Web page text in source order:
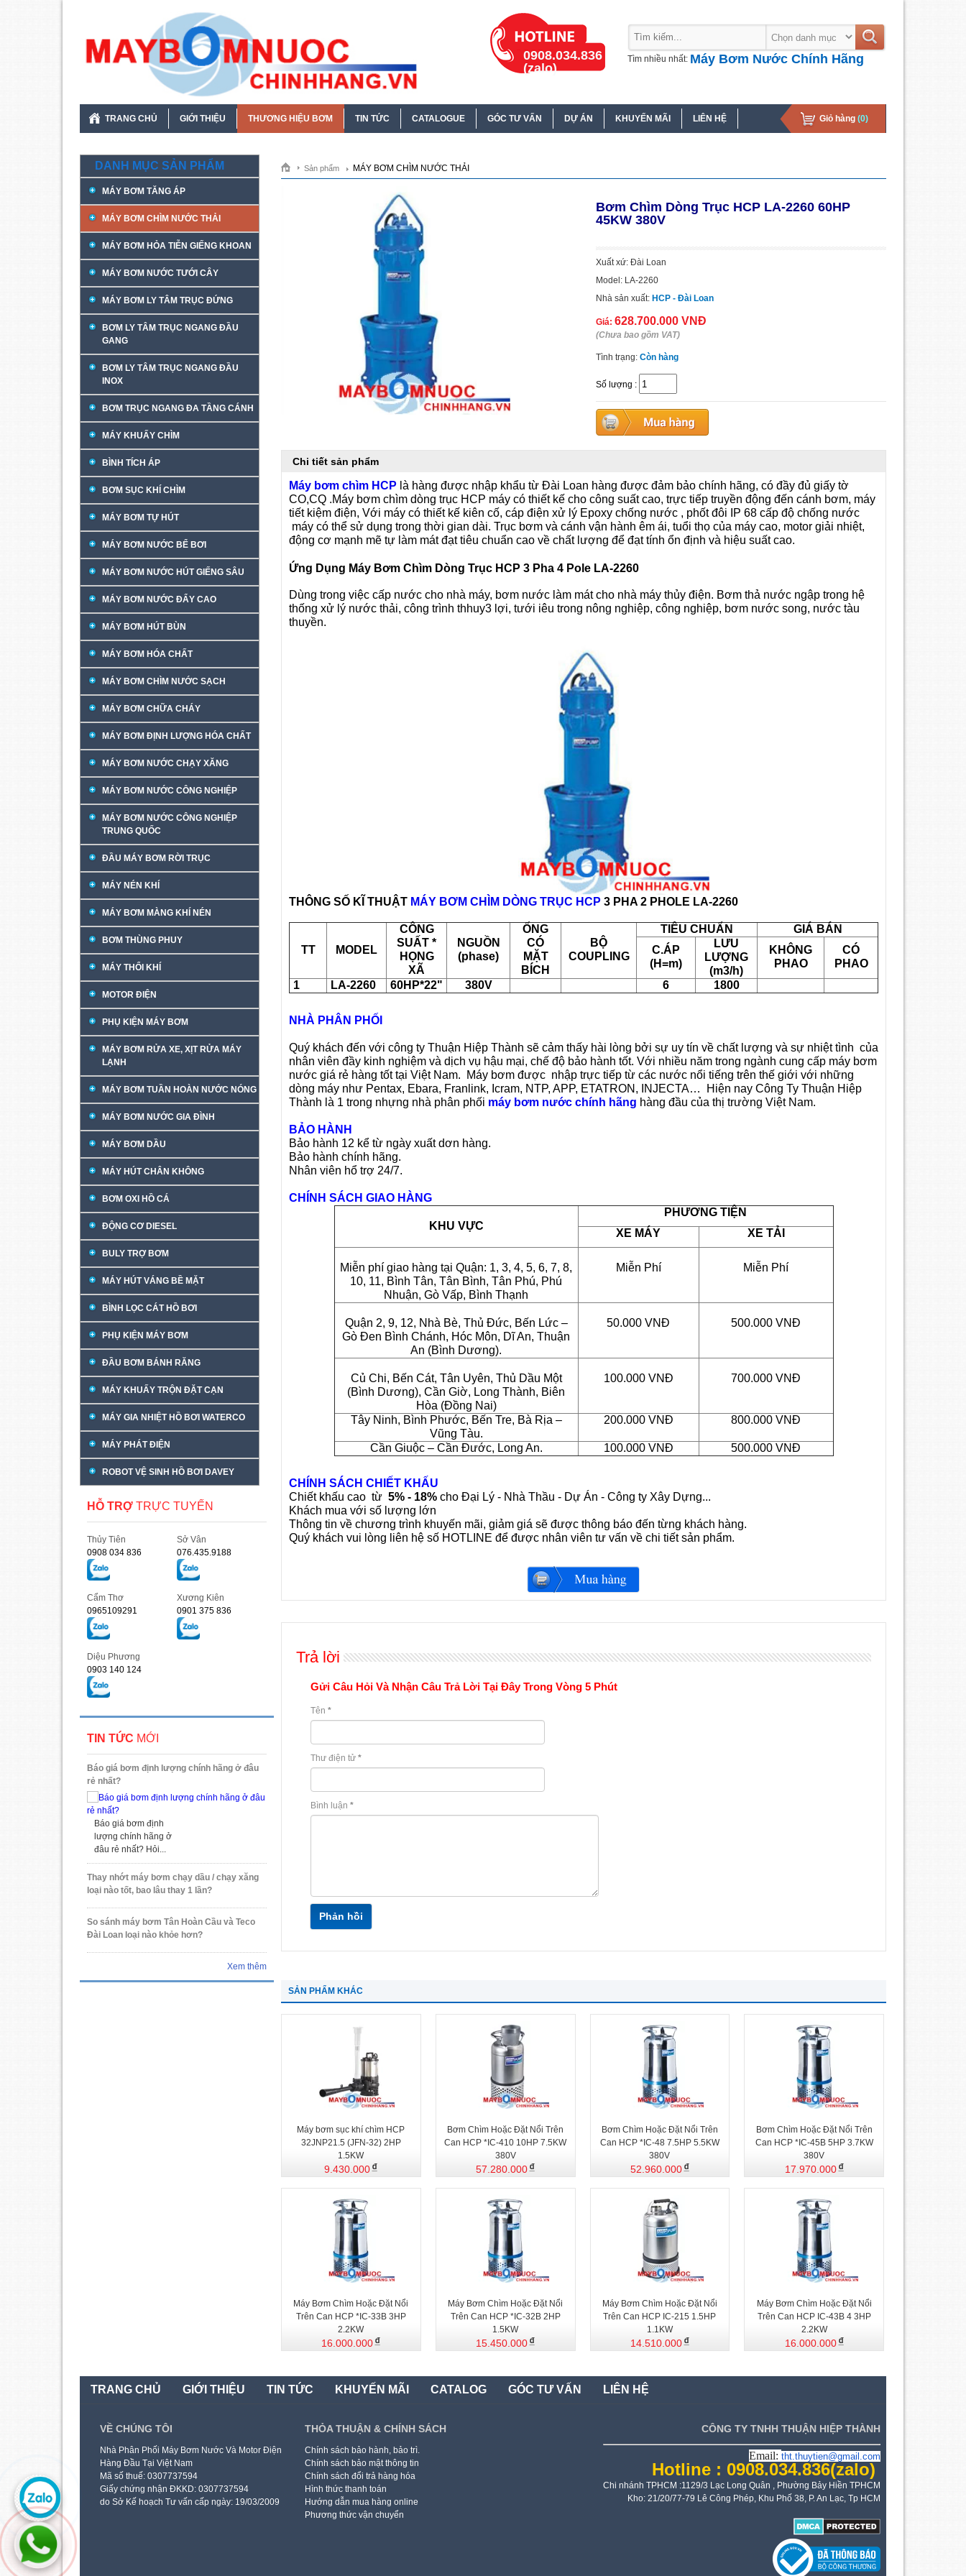
Tìm nhiều nhất: Máy Bơm Nước Chính Hãng
0908.034.836
(zalo)
TRANG CHỦ GIỚI THIỆU THƯƠNG HIỆU BƠM TIN TỨC CATALOGUE GÓC TƯ VẤN DỰ ÁN KHUYẾN MÃI LIÊN HỆ Giỏ hàng (0)
DANH MỤC SẢN PHẨM
MÁY BƠM TĂNG ÁP
MÁY BƠM CHÌM NƯỚC THẢI
MÁY BƠM HỎA TIỄN GIẾNG KHOAN
MÁY BƠM NƯỚC TƯỚI CÂY
MÁY BƠM LY TÂM TRỤC ĐỨNG
BƠM LY TÂM TRỤC NGANG ĐẦU
GANG
BƠM LY TÂM TRỤC NGANG ĐẦU
INOX
BƠM TRỤC NGANG ĐA TẦNG CÁNH
MÁY KHUẤY CHÌM
BÌNH TÍCH ÁP
BƠM SỤC KHÍ CHÌM
MÁY BƠM TỰ HÚT
MÁY BƠM NƯỚC BỂ BƠI
MÁY BƠM NƯỚC HÚT GIẾNG SÂU
MÁY BƠM NƯỚC ĐẨY CAO
MÁY BƠM HÚT BÙN
MÁY BƠM HÓA CHẤT
MÁY BƠM CHÌM NƯỚC SẠCH
MÁY BƠM CHỮA CHÁY
MÁY BƠM ĐỊNH LƯỢNG HÓA CHẤT
MÁY BƠM NƯỚC CHẠY XĂNG
MÁY BƠM NƯỚC CÔNG NGHIỆP
MÁY BƠM NƯỚC CÔNG NGHIỆP
TRUNG QUỐC
ĐẦU MÁY BƠM RỜI TRỤC
MÁY NÉN KHÍ
MÁY BƠM MÀNG KHÍ NÉN
BƠM THÙNG PHUY
MÁY THỔI KHÍ
MOTOR ĐIỆN
PHỤ KIỆN MÁY BƠM
MÁY BƠM RỬA XE, XỊT RỬA MÁY
LẠNH
MÁY BƠM TUẦN HOÀN NƯỚC NÓNG
MÁY BƠM NƯỚC GIA ĐÌNH
MÁY BƠM DẦU
MÁY HÚT CHÂN KHÔNG
BƠM OXI HỒ CÁ
ĐỘNG CƠ DIESEL
BULY TRỢ BƠM
MÁY HÚT VÁNG BỀ MẶT
BÌNH LỌC CÁT HỒ BƠI
PHỤ KIỆN MÁY BƠM
ĐẦU BƠM BÁNH RĂNG
MÁY KHUẤY TRỘN ĐẶT CẠN
MÁY GIA NHIỆT HỒ BƠI WATERCO
MÁY PHÁT ĐIỆN
ROBOT VỆ SINH HỒ BƠI DAVEY
HỖ TRỢ TRỰC TUYẾN
Thủy Tiên
0908 034 836
Sở Vân
076.435.9188
Cẩm Thơ
0965109291
Xương Kiên
0901 375 836
Diệu Phương
0903 140 124
TIN TỨC MỚI
Báo giá bơm định lượng chính hãng ở đâu
rẻ nhất?
Báo giá bơm định
lượng chính hãng ở
đâu rẻ nhất? Hỏi...
Thay nhớt máy bơm chạy dầu / chạy xăng
loại nào tốt, bao lâu thay 1 lần?
So sánh máy bơm Tân Hoàn Cầu và Teco
Đài Loan loại nào khỏe hơn?
Xem thêm
Sản phẩm MÁY BƠM CHÌM NƯỚC THẢI
Bơm Chìm Dòng Trục HCP LA-2260 60HP
45KW 380V
Xuất xứ: Đài Loan
Model: LA-2260
Nhà sản xuất: HCP - Đài Loan
Giá: 628.700.000 VNĐ
(Chưa bao gồm VAT)
Tình trạng: Còn hàng
Số lượng :
Chi tiết sản phẩm
Máy bơm chìm HCP là hàng được nhập khẩu từ Đài Loan hàng được đảm bảo chính hãng, có đầy đủ giấy tờ
CO,CQ .Máy bơm chìm dòng trục HCP máy có thiết kế cho công suất cao, trực tiếp truyền động đến cánh bơm, máy
tiết kiệm điện, Với máy có thiết kế kiên cố, cáp điện xử lý Epoxy chống nước , phốt đôi IP 68 cấp độ chống nước
máy có thể sử dụng trong thời gian dài. Trục bơm và cánh vận hành êm ái, tuổi thọ của máy cao, motor giải nhiệt,
động cơ mạnh mẽ tự làm mát đạt tiêu chuẩn cao về chất lượng để đạt tính ổn định và hiệu suất cao.
Ứng Dụng Máy Bơm Chìm Dòng Trục HCP 3 Pha 4 Pole LA-2260
Dùng trong việc cấp nước cho nhà máy, bơm nước làm mát cho nhà máy thủy điện. Bơm thả nước ngập trong hệ
thống xử lý nước thải, công trình thhuy3 lợi, tưới iêu trong nông nghiệp, công nghiệp, bơm nước song, nước tàu
thuyền.
THÔNG SỐ KĨ THUẬT MÁY BƠM CHÌM DÒNG TRỤC HCP 3 PHA 2 PHOLE LA-2260
TT MODEL
CÔNG
SUẤT *
HỌNG
XÃ
NGUỒN
(phase)
ỐNG
CÓ
MẶT
BÍCH
BỘ
COUPLING
TIÊU CHUẨN
GIÁ BÁN
C.ÁP
(H=m)
LƯU
LƯỢNG
(m3/h)
KHÔNG
PHAO
CÓ
PHAO
1
LA-2260 60HP*22" 380V 6 1800
NHÀ PHÂN PHỐI
Quý khách đến với công ty Thuận Hiệp Thành sẽ cảm thấy hài lòng bởi sự uy tín về chất lượng và sự nhiệt tình của
nhân viên đầy kinh nghiệm và dịch vụ hậu mại, chế độ bảo hành tốt. Với nhiều năm trong ngành cung cấp máy bơm
nước giá rẻ hàng tốt tại Việt Nam. Máy bơm được nhập trực tiếp từ các nước nổi tiếng trên thế giới với những
dòng máy như Pentax, Ebara, Franlink, Icram, NTP, APP, ETATRON, INJECTA… Hiện nay Công Ty Thuận Hiệp
Thành là 1 trong nhựng nhà phân phối máy bơm nước chính hãng hàng đầu của thị trường Việt Nam.
BẢO HÀNH
Bảo hành 12 kể từ ngày xuất dơn hàng.
Bảo hành chính hãng.
Nhân viên hổ trợ 24/7.
CHÍNH SÁCH GIAO HÀNG
KHU VỰC
PHƯƠNG TIỆN
XE MÁY
XE TẢI
Miễn phí giao hàng tại Quận: 1, 3, 4, 5, 6, 7, 8,
10, 11, Bình Tân, Tân Bình, Tân Phú, Phú
Nhuận, Gò Vấp, Bình Thạnh
Miễn Phí Miễn Phí
Quận 2, 9, 12, Nhà Bè, Thủ Đức, Bến Lức –
Gò Đen Bình Chánh, Hóc Môn, Dĩ An, Thuận
An (Bình Dương).
50.000 VNĐ 500.000 VNĐ
Củ Chi, Bến Cát, Tân Uyên, Thủ Dầu Một
(Bình Dương), Cần Giờ, Long Thành, Biên
Hòa (Đồng Nai)
100.000 VNĐ 700.000 VNĐ
Tây Ninh, Bình Phước, Bến Tre, Bà Rịa –
Vũng Tàu.
200.000 VNĐ 800.000 VNĐ
Cần Giuộc – Cần Đước, Long An. 100.000 VNĐ 500.000 VNĐ
CHÍNH SÁCH CHIẾT KHẤU
Chiết khấu cao từ 5% - 18% cho Đại Lý - Nhà Thầu - Dự Án - Công ty Xây Dựng...
Khách mua với số lượng lớn
Thông tin về chương trình khuyến mãi, giảm giá sẽ được thông báo đến từng khách hàng.
Quý khách vui lòng liên hệ số HOTLINE để được nhân viên tư vấn về chi tiết sản phẩm.
Trả lời
Gửi Câu Hỏi Và Nhận Câu Trả Lời Tại Đây Trong Vòng 5 Phút
Tên *
Thư điện tử *
Bình luận *
Phản hồi
SẢN PHẨM KHÁC
Máy bơm sục khí chìm HCP
32JNP21.5 (JFN-32) 2HP
1.5KW
9.430.000
Bơm Chìm Hoặc Đặt Nổi Trên
Can HCP *IC-410 10HP 7.5KW
380V
57.280.000
Bơm Chìm Hoặc Đặt Nổi Trên
Can HCP *IC-48 7.5HP 5.5KW
380V
52.960.000
Bơm Chìm Hoặc Đặt Nổi Trên
Can HCP *IC-45B 5HP 3.7KW
380V
17.970.000
Máy Bơm Chìm Hoặc Đặt Nổi
Trên Can HCP *IC-33B 3HP
2.2KW
16.000.000
Máy Bơm Chìm Hoặc Đặt Nổi
Trên Can HCP *IC-32B 2HP
1.5KW
15.450.000
Máy Bơm Chìm Hoặc Đặt Nổi
Trên Can HCP IC-215 1.5HP
1.1KW
14.510.000
Máy Bơm Chìm Hoặc Đặt Nổi
Trên Can HCP IC-43B 4 3HP
2.2KW
16.000.000
TRANG CHỦ GIỚI THIỆU TIN TỨC KHUYẾN MÃI CATALOG GÓC TƯ VẤN LIÊN HỆ
VỀ CHÚNG TÔI
Nhà Phân Phối Máy Bơm Nước Và Motor Điện
Hàng Đầu Tại Việt Nam
Mã số thuế: 0307737594
Giấy chứng nhận ĐKKD: 0307737594
do Sở Kế hoạch Tư vấn cấp ngày: 19/03/2009
THỎA THUẬN & CHÍNH SÁCH
Chính sách bảo hành, bảo trì.
Chính sách bảo mật thông tin
Chính sách đổi trả hàng hóa
Hình thức thanh toán
Hướng dẫn mua hàng online
Phương thức vận chuyển
CÔNG TY TNHH THUẬN HIỆP THÀNH
Email: tht.thuytien@gmail.com
Hotline : 0908.034.836(zalo)
Chi nhánh TPHCM :1129/3 Lạc Long Quân , Phường Bảy Hiền TPHCM
Kho: 21/20/77-79 Lê Công Phép, Khu Phố 38, P. An Lạc, Tp HCM